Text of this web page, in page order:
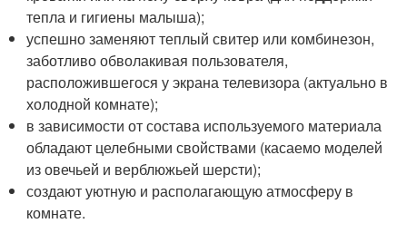
тепла и гигиены малыша);
успешно заменяют теплый свитер или комбинезон,
заботливо обволакивая пользователя,
расположившегося у экрана телевизора (актуально в
холодной комнате);
в зависимости от состава используемого материала
обладают целебными свойствами (касаемо моделей
из овечьей и верблюжьей шерсти);
создают уютную и располагающую атмосферу в
комнате.